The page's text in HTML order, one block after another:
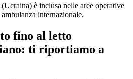
(Ucraina) è inclusa nelle aree operative
internazionale.
fino al letto
ti riportiamo a